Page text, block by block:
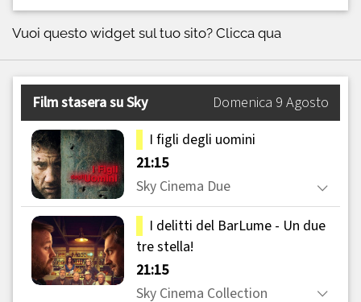
Vuoi questo widget sul tuo sito? Clicca qua